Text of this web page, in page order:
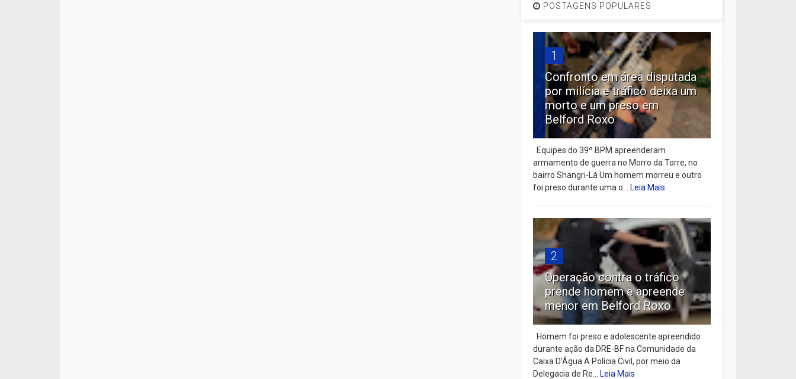
POSTAGENS POPULARES
1
Confronto em área disputada
por milícia e tráfico deixa um
morto e um preso em
Belford Roxo
Equipes do 39º BPM apreenderam
armamento de guerra no Morro da Torre, no
bairro Shangri-Lá Um homem morreu e outro
foi preso durante uma o...Leia Mais
2
Operação contra o tráfico
prende homem e apreende
menor em Belford Roxo
Homem foi preso e adolescente apreendido
durante ação da DRE-BF na Comunidade da
Caixa D’Água A Polícia Civil, por meio da
Delegacia de Re...Leia Mais